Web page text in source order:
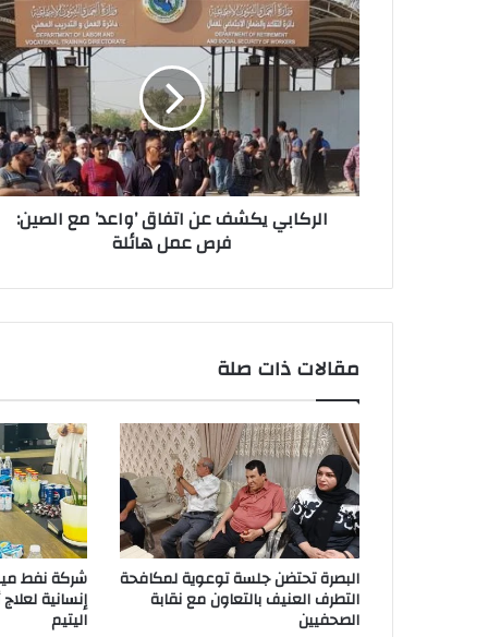
الركابي
يكشف
عن
اتفاق
’واعد’
الصين:
فرص
عمل
الركابي يكشف عن اتفاق ’واعد’ مع الصين:
فرص عمل هائلة
مقالات ذات صلة
البصرة تحتضن جلسة توعوية لمكافحة
التطرف العنيف بالتعاون مع نقابة
الصحفيين
شركة نفط
إنسانية
اليتيم